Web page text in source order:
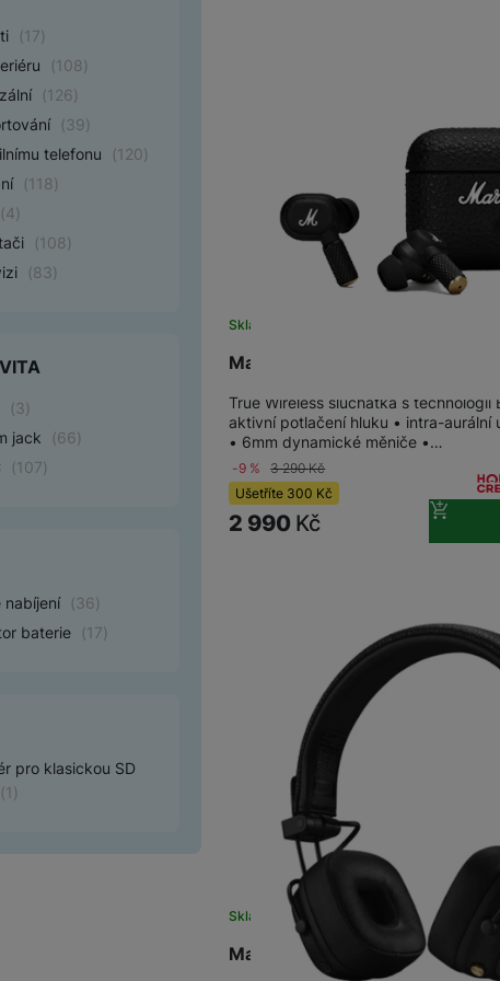
Marketingové cookies používáme my nebo naši partneři,
(17)
(108)
(126)
(39)
telefonu
(120)
(118)
(4)
(108)
(83)
(3)
jack
(66)
(107)
nabíjení (36)
baterie
(17)
pro klasickou SD
(1 )
Marshall Motif II A.N.C. Black
Skladem
True Wireless sluchátka s technologií
aktivní potlačení hluku • intra-aurální
• 6mm dynamické měniče •…
-9 % 3 290Kč
Ušetříte300 Kč
2 990 Kč
Marshall Major V Bluetooth Black
Skladem na 28 prodejnách